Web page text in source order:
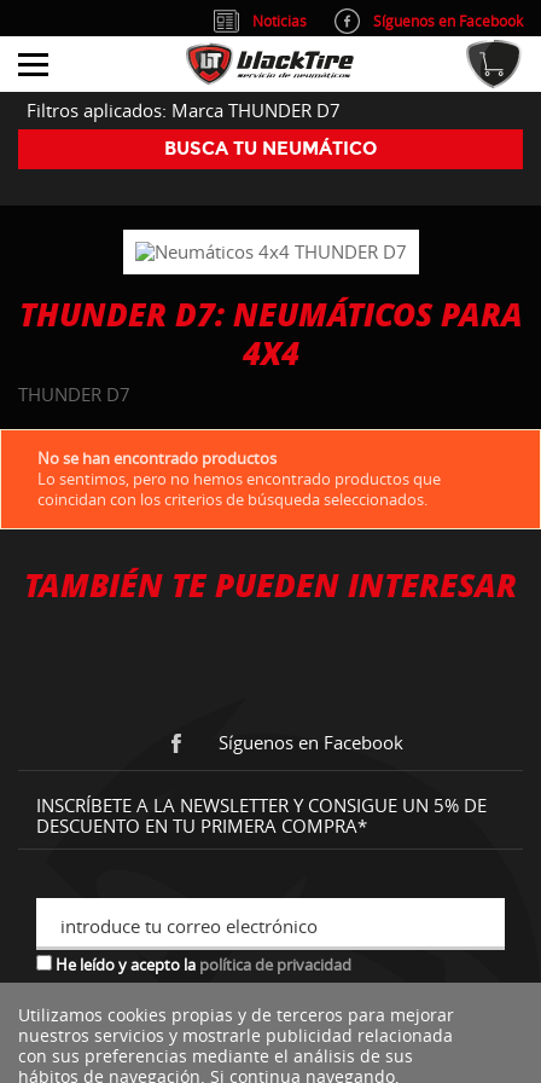
Filtros aplicados: Marca THUNDER D7
BUSCA TU NEUMÁTICO
THUNDER D7: NEUMÁTICOS PARA
4X4
THUNDER D7
No se han encontrado productos
Lo sentimos, pero no hemos encontrado productos que
coincidan con los criterios de búsqueda seleccionados.
TAMBIÉN TE PUEDEN INTERESAR
Síguenos en Facebook
INSCRÍBETE A LA NEWSLETTER Y CONSIGUE UN 5% DE
DESCUENTO EN TU PRIMERA COMPRA*
introduce tu correo electrónico
He leído y acepto la política de privacidad
*descuento no acumulable a otras ofertas o promociones.
Utilizamos cookies propias y de terceros para mejorar
nuestros servicios y mostrarle publicidad relacionada
con sus preferencias mediante el análisis de sus
hábitos de navegación. Si continua navegando,
Noticias
Síguenos en Facebook
info@blacktire.es
914 353 309
Atención al cliente: L/V 9:00-14:00 y 15:00-19:00